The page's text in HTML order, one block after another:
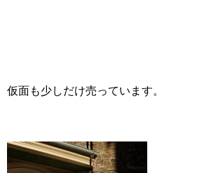
仮面も少しだけ売っています。